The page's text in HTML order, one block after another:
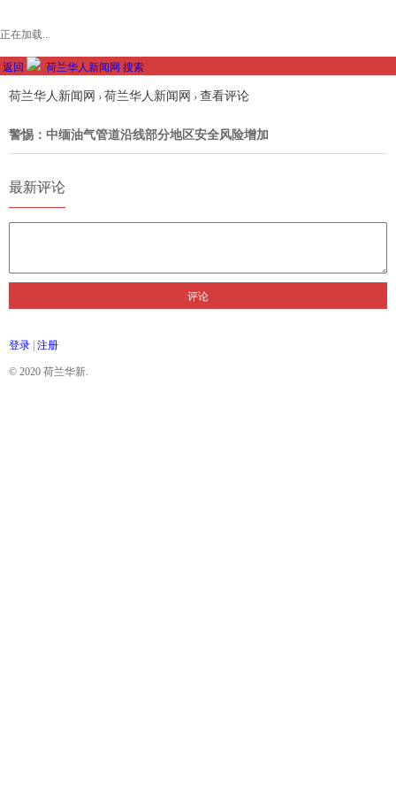
正在加载...
返回 荷兰华人新闻网 搜索
荷兰华人新闻网 › 荷兰华人新闻网 › 查看评论
警惕：中缅油气管道沿线部分地区安全风险增加
最新评论
评论
登录 注册
© 2020 荷兰华新.